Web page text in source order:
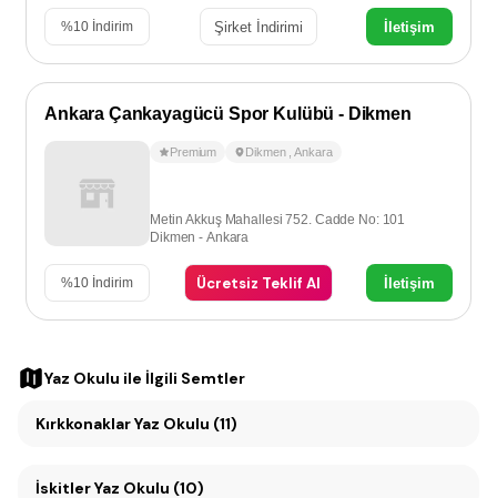
%10 İndirim Şirket İndirimi İletişim
Ankara Çankayagücü Spor Kulübü - Dikmen
Premium Dikmen ,Ankara
Metin Akkuş Mahallesi 752. Cadde No: 101
Dikmen - Ankara
%10 İndirim Ücretsiz Teklif Al İletişim
Yaz Okulu ile İlgili Semtler
Kırkkonaklar Yaz Okulu (11)
İskitler Yaz Okulu (10)